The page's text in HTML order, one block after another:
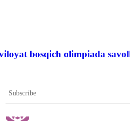
bosqich olimpiada
Subscribe